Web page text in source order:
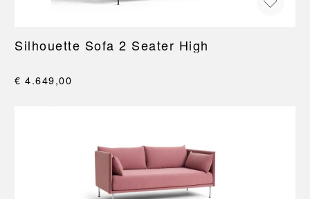
Silhouette Sofa 2 Seater High
€ 4.649,00